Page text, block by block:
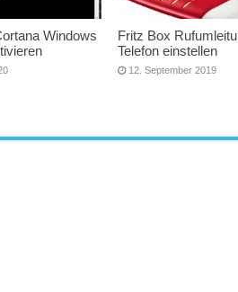
Windows
Fritz Box
Telefon einstellen
12. September 2019